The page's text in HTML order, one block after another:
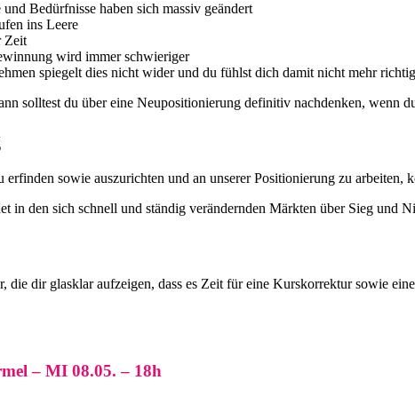
Bedürfnisse haben sich massiv geändert
ins Leere
Zeit
wird immer schwieriger
spiegelt dies nicht wider und du fühlst dich damit nicht mehr
solltest du über eine Neupositionierung definitiv nachdenken, wenn
sowie auszurichten und an unserer Positionierung zu arbeiten,
in den sich schnell und ständig verändernden Märkten über Sieg und
dir glasklar aufzeigen, dass es Zeit für eine Kurskorrektur sowie
– MI 08.05. – 18h